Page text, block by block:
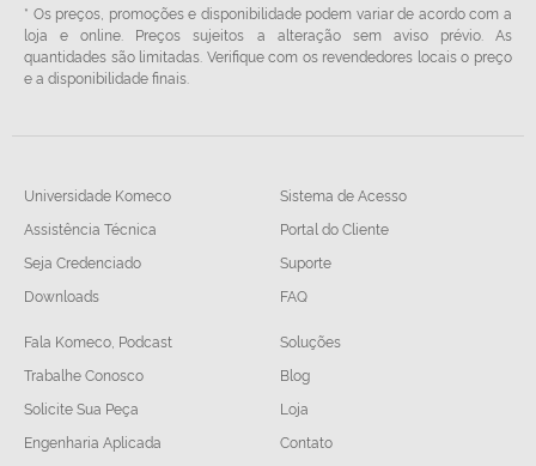
* Os preços, promoções e disponibilidade podem variar de acordo com a
loja e online. Preços sujeitos a alteração sem aviso prévio. As
quantidades são limitadas. Verifique com os revendedores locais o preço
e a disponibilidade finais.
Universidade Komeco
Assistência Técnica
Seja Credenciado
Downloads
Sistema de Acesso
Portal do Cliente
Suporte
FAQ
Fala Komeco, Podcast
Trabalhe Conosco
Solicite Sua Peça
Engenharia Aplicada
Soluções
Blog
Loja
Contato